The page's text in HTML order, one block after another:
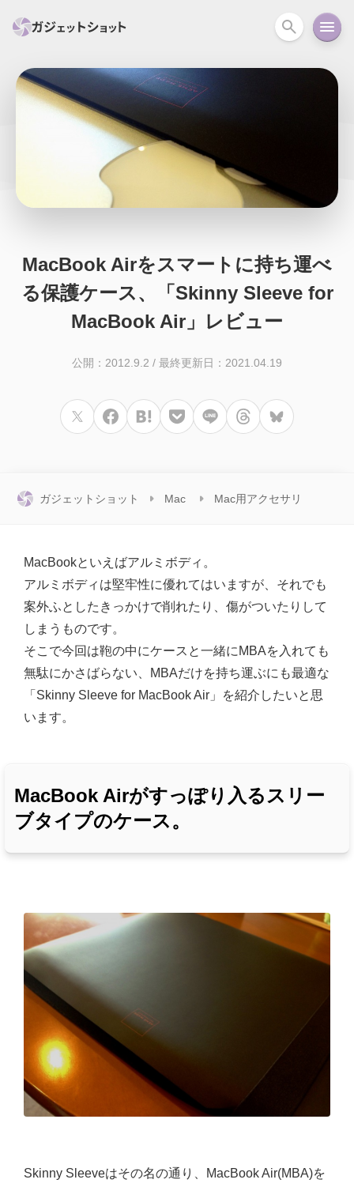
スマホ
スマートホーム アクションカメラ
Android コラム
MacBook Airをスマートに持ち運べ
る保護ケース、「Skinny Sleeve for
MacBook Air」レビュー
公開：2012.9.2 / 最終更新日：2021.04.19
ガジェットショット Mac Mac用アクセサリ
MacBookといえばアルミボディ。
アルミボディは堅牢性に優れてはいますが、それでも
案外ふとしたきっかけで削れたり、傷がついたりして
しまうものです。
そこで今回は鞄の中にケースと一緒にMBAを入れても
無駄にかさばらない、MBAだけを持ち運ぶにも最適な
「Skinny Sleeve for MacBook Air」を紹介したいと思
います。
MacBook Airがすっぽり入るスリー
ブタイプのケース。
Skinny Sleeveはその名の通り、MacBook Air(MBA)を